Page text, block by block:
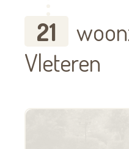
21
Vleteren